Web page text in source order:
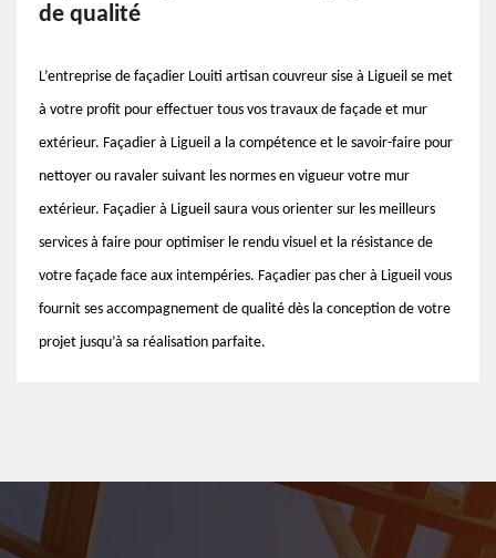
de qualité
L’entreprise de façadier Louiti artisan couvreur sise à Ligueil se met
à votre profit pour effectuer tous vos travaux de façade et mur
extérieur. Façadier à Ligueil a la compétence et le savoir-faire pour
nettoyer ou ravaler suivant les normes en vigueur votre mur
extérieur. Façadier à Ligueil saura vous orienter sur les meilleurs
services à faire pour optimiser le rendu visuel et la résistance de
votre façade face aux intempéries. Façadier pas cher à Ligueil vous
fournit ses accompagnement de qualité dès la conception de votre
projet jusqu’à sa réalisation parfaite.